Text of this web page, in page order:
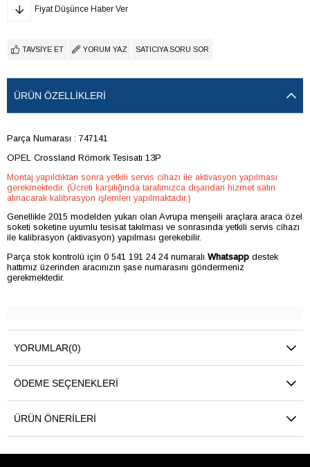
Fiyat Düşünce Haber Ver
TAVSIYE ET YORUM YAZ SATICIYA SORU SOR
ÜRÜN ÖZELLIKLERI
Parça Numarası : 747141
OPEL Crossland Römork Tesisatı 13P
Montaj yapıldıktan sonra yetkili servis cihazı ile aktivasyon yapılması
gerekmektedir. (Ücreti karşılığında tarafımızca dışarıdan hizmet satın
alınacarak kalibrasyon işlemleri yapılmaktadır.)
Genellikle 2015 modelden yukarı olan Avrupa menşeili araçlara araca özel
soketi soketine uyumlu tesisat takılması ve sonrasında yetkili servis cihazı
ile kalibrasyon (aktivasyon) yapılması gerekebilir.
Parça stok kontrolü için 0 541 191 24 24 numaralı Whatsapp destek
hattımız üzerinden aracınızın şase numarasını göndermeniz
gerekmektedir.
YORUMLAR(0)
ÖDEME SEÇENEKLERI
ÜRÜN ÖNERILERI